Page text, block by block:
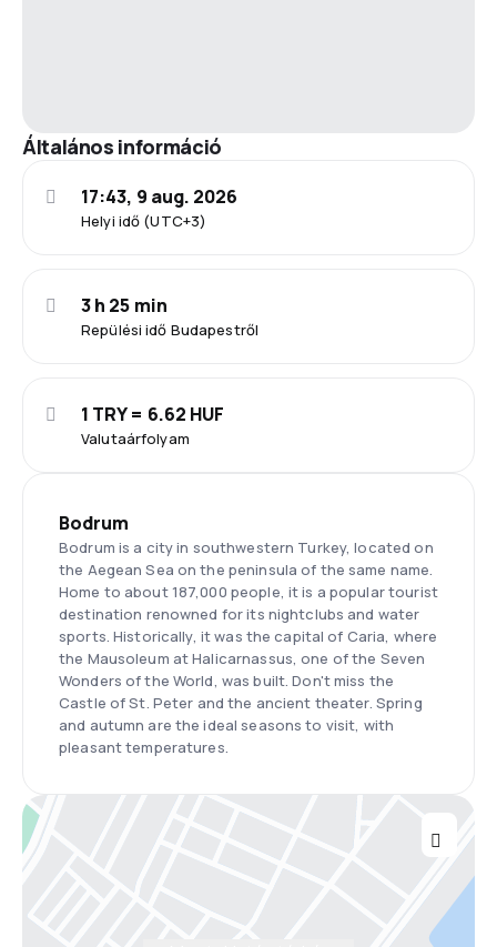
Általános információ
Helyi idő (UTC+3)
17:43, 9 aug. 2026
Repülési idő Budapestről
3 h 25 min
Valutaárfolyam
1 TRY = 6.62 HUF
Bodrum
Bodrum is a city in southwestern Turkey, located on
the Aegean Sea on the peninsula of the same name.
Home to about 187,000 people, it is a popular tourist
destination renowned for its nightclubs and water
sports. Historically, it was the capital of Caria, where
the Mausoleum at Halicarnassus, one of the Seven
Wonders of the World, was built. Don't miss the
Castle of St. Peter and the ancient theater. Spring
and autumn are the ideal seasons to visit, with
pleasant temperatures.